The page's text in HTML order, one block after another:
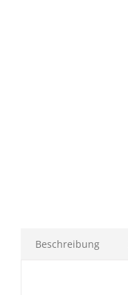
Beschreibung